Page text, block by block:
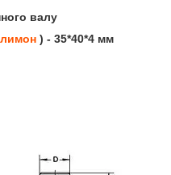
валу
) - 35*40*4 мм